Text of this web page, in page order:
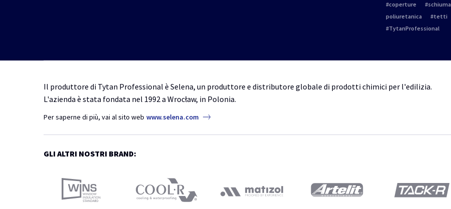
coperture schiuma
poliuretanica
tetti
TytanProfessional
Il produttore di Tytan Professional è Selena, un produttore e distributore globale di prodotti chimici per l'edilizia.
L'azienda è stata fondata nel 1992 a Wrocław, in Polonia.
Per saperne di più, vai al sito web www.selena.com
GLI ALTRI NOSTRI BRAND: